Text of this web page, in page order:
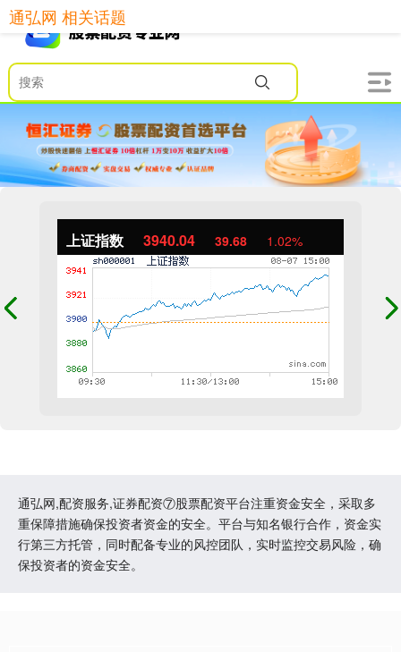
上证指数 3940.04 39.68 1.02%
通弘网,配资服务,证券配资⑦股票配资平台注重资金安全，采取多
重保障措施确保投资者资金的安全。平台与知名银行合作，资金实
行第三方托管，同时配备专业的风控团队，实时监控交易风险，确
保投资者的资金安全。
通弘网 相关话题